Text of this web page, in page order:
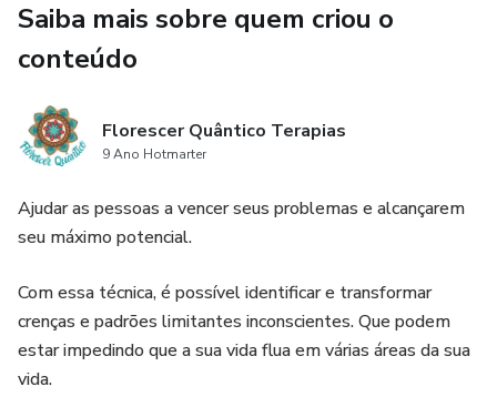
Agende Agora sua sessão, escolha o tema que quer
abordar e bem-vinda(o) a sua nova Vida! Alcance todo o
seu potencial
Saiba mais sobre quem criou o
conteúdo
Florescer Quântico Terapias
9 Ano Hotmarter
Ajudar as pessoas a vencer seus problemas e alcançarem
seu máximo potencial.
Com essa técnica, é possível identificar e transformar
crenças e padrões limitantes inconscientes. Que podem
estar impedindo que a sua vida flua em várias áreas da sua
vida.